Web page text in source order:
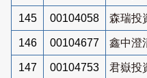
145 00104058 森瑞投
146 00104677 鑫中澄
147 00104753 君嶽投